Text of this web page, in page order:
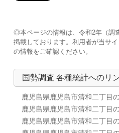
◎本ページの情報は、令和2年（調
掲載しております。利用者が当サ
の情報をご確認ください。
国勢調査 各種統計へのリ
鹿児島県鹿児島市清和二丁目
鹿児島県鹿児島市清和二丁目
鹿児島県鹿児島市清和二丁目